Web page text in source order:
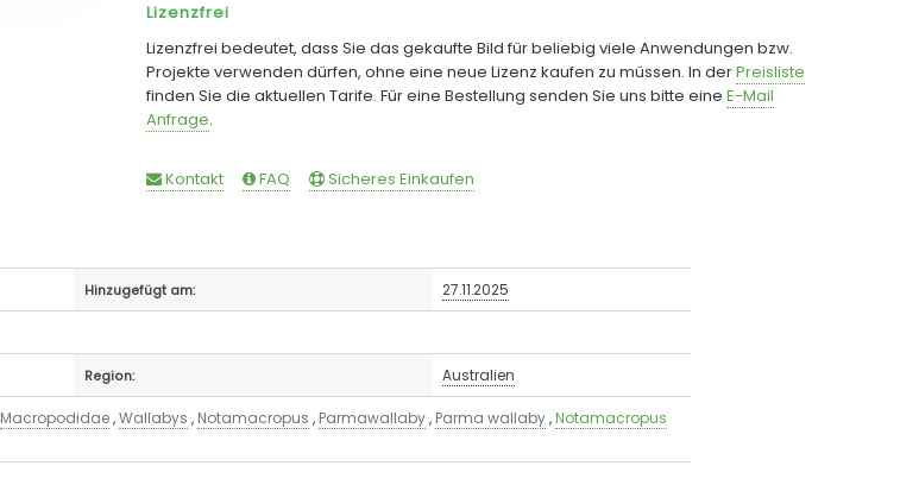
Lizenzfrei
Lizenzfrei bedeutet, dass Sie das gekaufte Bild für beliebig viele Anwendungen bzw.
Projekte verwenden dürfen, ohne eine neue Lizenz kaufen zu müssen. In derPreisliste
finden Sie die aktuellen Tarife. Für eine Bestellung senden Sie uns bitte eine E-Mail
Anfrage.
Kontakt FAQ Sicheres Einkaufen
Hinzugefügt am: 27.11.2025
Region: Australien
Macropodidae,Wallabys , Notamacropus , Parmawallaby, Parma wallaby,Notamacropus